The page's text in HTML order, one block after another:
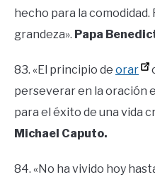
hecho para la
grandeza». Papa
83. «El principio de orar
perseverar en la oración
para el éxito de una vida
Michael Caputo.
84. «No ha vivido hoy